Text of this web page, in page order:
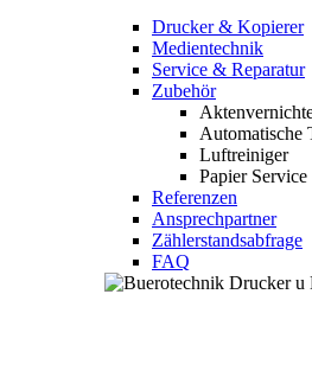
Drucker & Kopierer
Medientechnik
Service & Reparatur
Zubehör
Automatische
Luftreiniger
Papier Service
Referenzen
Ansprechpartner
Zählerstandsabfrage
FAQ